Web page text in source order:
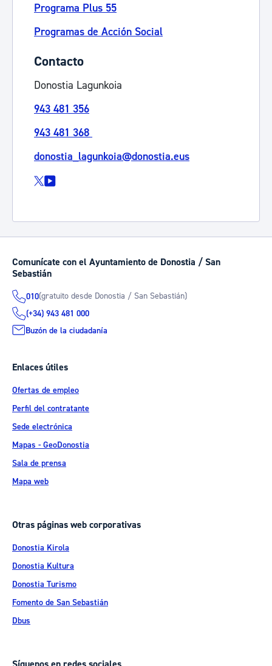
Programa Plus 55
Programas de Acción Social
Contacto
Donostia Lagunkoia
943 481 356
943 481 368
donostia_lagunkoia@donostia.eus
Comunícate con el Ayuntamiento de Donostia / San
Sebastián
010(gratuito desde Donostia / San Sebastián)
(+34) 943 481 000
Buzón de la ciudadanía
Enlaces útiles
Ofertas de empleo
Perfil del contratante
Sede electrónica
Mapas - GeoDonostia
Sala de prensa
Mapa web
Otras páginas web corporativas
Donostia Kirola
Donostia Kultura
Donostia Turismo
Fomento de San Sebastián
Dbus